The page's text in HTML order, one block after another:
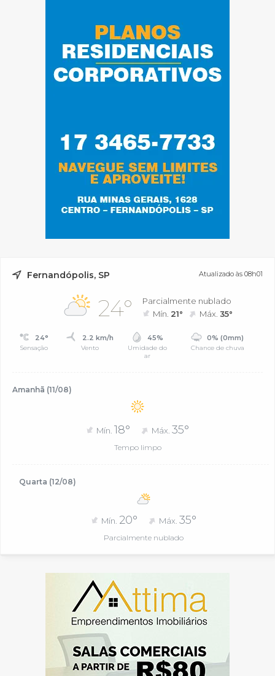
Fernandópolis, SP Atualizado às 08h01
24°
Parcialmente nublado
Mín. 21° Máx.35°
24°
Sensação
2.2 km/h
Vento
45%
Umidade do
ar
0% (0mm)
Chance de chuva
Amanhã (11/08)
Mín. 18° Máx. 35°
Tempo limpo
Quarta (12/08)
Mín. 20° Máx.35°
Parcialmente nublado